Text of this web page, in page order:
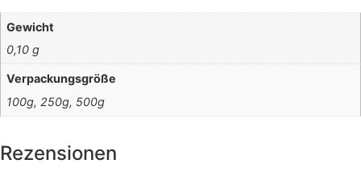
Gewicht
0,10 g
Verpackungsgröße
100g, 250g, 500g
Rezensionen